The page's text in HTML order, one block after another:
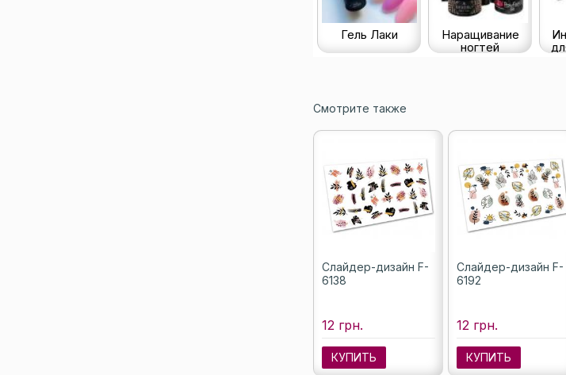
Гель Лаки
Наращивание
ногтей
Смотрите также
Слайдер-дизайн F-
6138
12 грн.
КУПИТЬ
Слайдер-дизайн F-
6192
12 грн.
КУПИТЬ